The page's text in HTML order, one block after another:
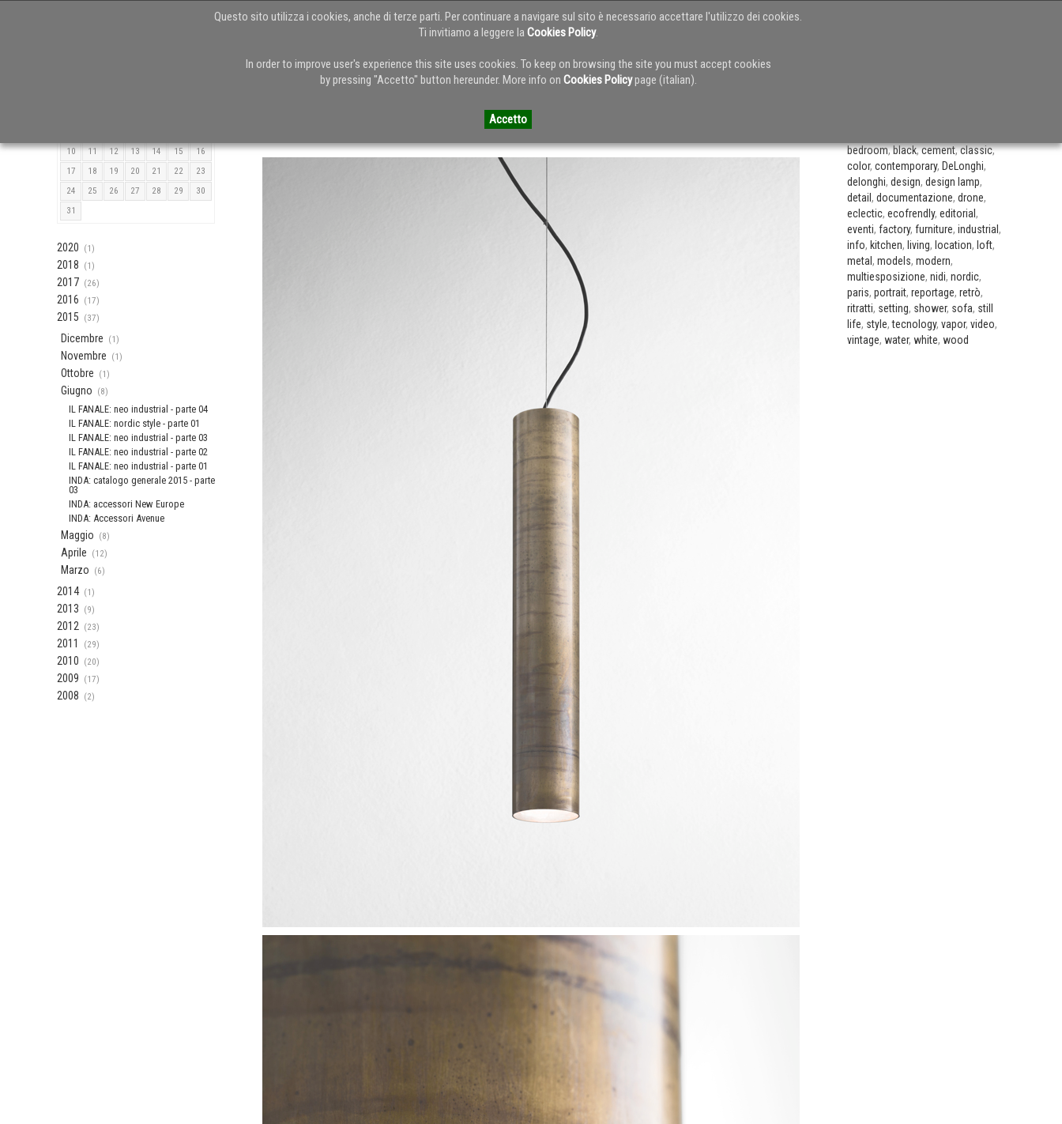
Questo sito utilizza i cookies, anche di terze parti. Per continuare a navigare sul sito è necessario accettare l'utilizzo dei cookies.
Ti invitiamo a leggere la Cookies Policy.
In order to improve user's experience this site uses cookies. To keep on browsing the site you must accept cookies
by pressing "Accetto" button hereunder. More info on Cookies Policypage (italian).
Accetto
10
11 12 13 14 15
16
17
18 19 20 21 22
23
24
25 26 27 28 29
30
31
2020 (1)
2018 (1)
2017 (26)
2016 (17)
2015 (37)
Dicembre (1)
Novembre (1)
Ottobre (1)
Giugno (8)
IL FANALE: neo industrial - parte 04
IL FANALE: nordic style - parte 01
IL FANALE: neo industrial - parte 03
IL FANALE: neo industrial - parte 02
IL FANALE: neo industrial - parte 01
INDA: catalogo generale 2015 - parte
03
INDA: accessori New Europe
INDA: Accessori Avenue
Maggio (8)
Aprile (12)
Marzo (6)
2014 (1)
2013 (9)
2012 (23)
2011 (29)
2010 (20)
2009 (17)
2008 (2)
Torna alla Home del Blog
bedroom,black,cement,classic,
color, contemporary, DeLonghi,
delonghi, design, design lamp,
detail , documentazione, drone,
eclectic, ecofrendly, editorial ,
eventi, factory, furniture, industrial ,
info, kitchen, living, location, loft,
metal , models, modern,
multiesposizione, nidi, nordic,
paris, portrait, reportage, retrò,
ritratti, setting, shower, sofa, still
life, style,tecnology, vapor, video,
vintage, water, white, wood